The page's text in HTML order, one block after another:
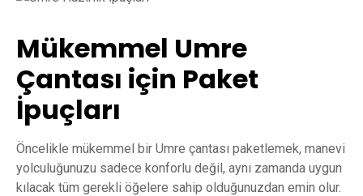
Mükemmel Umre
Çantası için Paket
İpuçları
Öncelikle mükemmel bir Umre çantası paketlemek, manevi
yolculuğunuzu sadece konforlu değil, aynı zamanda uygun
kılacak tüm gerekli öğelere sahip olduğunuzdan emin olur.